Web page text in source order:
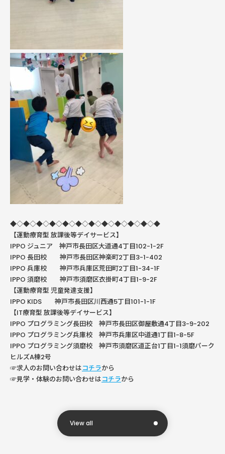
◆◇◆◇◆◇◆◇◆◇◆◇◆◇◆◇◆◇◆◇◆◇◆
【運動療育型 放課後等デイサービス】
IPPO ジュニア 神戸市長田区大道通4丁目102-1-2F
IPPO 長田校 神戸市長田区神楽町2丁目3-1-402
IPPO 兵庫校 神戸市兵庫区荒田町2丁目1-34-1F
IPPO 須磨校 神戸市須磨区衣掛町4丁目1-9-2F
【運動療育型 児童発達支援】
IPPO KIDS 神戸市長田区川西通5丁目101-1-1F
【IT療育型 放課後等デイサービス】
IPPO プログラミング長田校 神戸市長田区御屋敷通4丁目3-9-202
IPPO プログラミング兵庫校 神戸市兵庫区中道通1丁目1-8-5F
IPPO プログラミング須磨校 神戸市須磨区道正台1丁目1-1須磨パーク
ヒルズA棟2号
☞求人のお問い合わせはコチラから
☞見学・体験のお問い合わせはコチラから
View all